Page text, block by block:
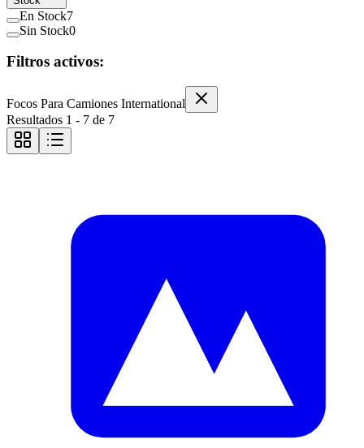
En Stock7
Sin Stock0
Filtros activos:
Focos Para Camiones International
Resultados 1 - 7 de 7